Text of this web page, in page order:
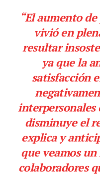
“El aumento
vivió en
resultar
ya que la
satisfacción
interpersonales
disminuye el
explica y
que veamos
colaboradores